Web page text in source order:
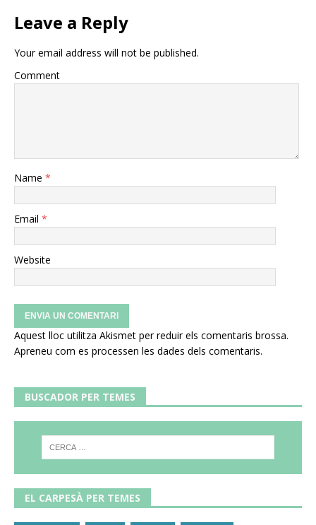
Leave a Reply
Your email address will not be published.
Comment
Name *
Email *
Website
Aquest lloc utilitza Akismet per reduir els comentaris brossa.
Apreneu com es processen les dades dels comentaris.
BUSCADOR PER TEMES
EL CARPESÀ PER TEMES